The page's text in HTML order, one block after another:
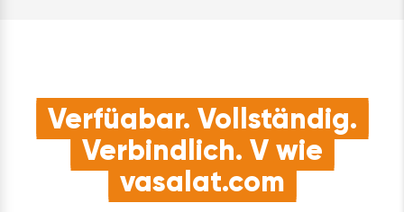
Verfügbar. Vollständig.
Verbindlich. V wie
vasalat.com